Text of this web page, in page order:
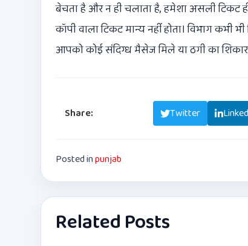
बेचता है और न ही चलाता है, हमेशा असली टिकट
कॉपी वाला टिकट मान्य नहीं होता। विभाग
आपको कोई संदिग्ध मैसेज मिले या ठगी का
Share: Twitter
Posted inpunjab
Related Posts